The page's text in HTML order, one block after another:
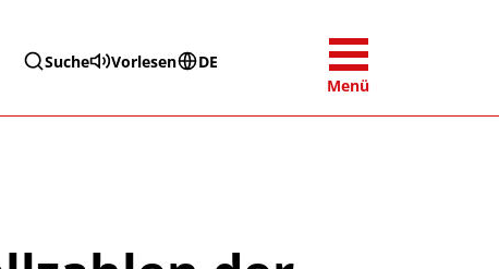
Suche Vorlesen
DE
Menü